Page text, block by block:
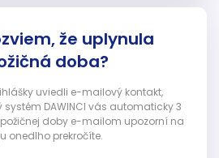
že uplynula
doba?
uviedli e-mailový kontakt,
DAWINCI vás automaticky 3
doby e-mailom upozorní na
onedlho prekročíte.